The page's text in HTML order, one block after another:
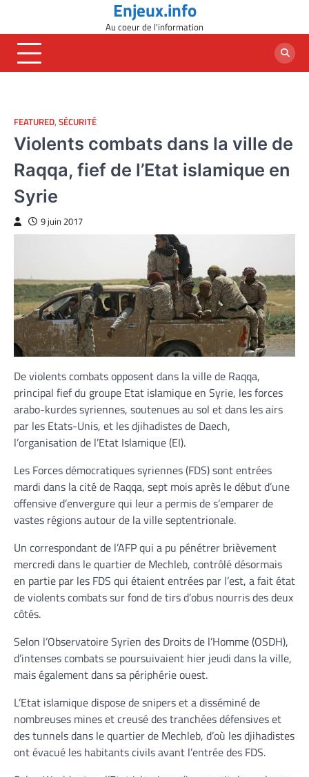
content
Enjeux.info
Au coeur de l'information
FEATURED, SÉCURITÉ
Violents combats dans la ville de
Raqqa, fief de l’Etat islamique en
Syrie
9 juin 2017
De violents combats opposent dans la ville de Raqqa,
principal fief du groupe Etat islamique en Syrie, les forces
arabo-kurdes syriennes, soutenues au sol et dans les airs
par les Etats-Unis, et les djihadistes de Daech,
l’organisation de l’Etat Islamique (EI).
Les Forces démocratiques syriennes (FDS) sont entrées
mardi dans la cité de Raqqa, sept mois après le début d’une
offensive d’envergure qui leur a permis de s’emparer de
vastes régions autour de la ville septentrionale.
Un correspondant de l’AFP qui a pu pénétrer brièvement
mercredi dans le quartier de Mechleb, contrôlé désormais
en partie par les FDS qui étaient entrées par l’est, a fait état
de violents combats sur fond de tirs d’obus nourris des deux
côtés.
Selon l’Observatoire Syrien des Droits de l’Homme (OSDH),
d’intenses combats se poursuivaient hier jeudi dans la ville,
mais également dans sa périphérie ouest.
L’Etat islamique dispose de snipers et a disséminé de
nombreuses mines et creusé des tranchées défensives et
des tunnels dans le quartier de Mechleb, d’où les djihadistes
ont évacué les habitants civils avant l’entrée des FDS.